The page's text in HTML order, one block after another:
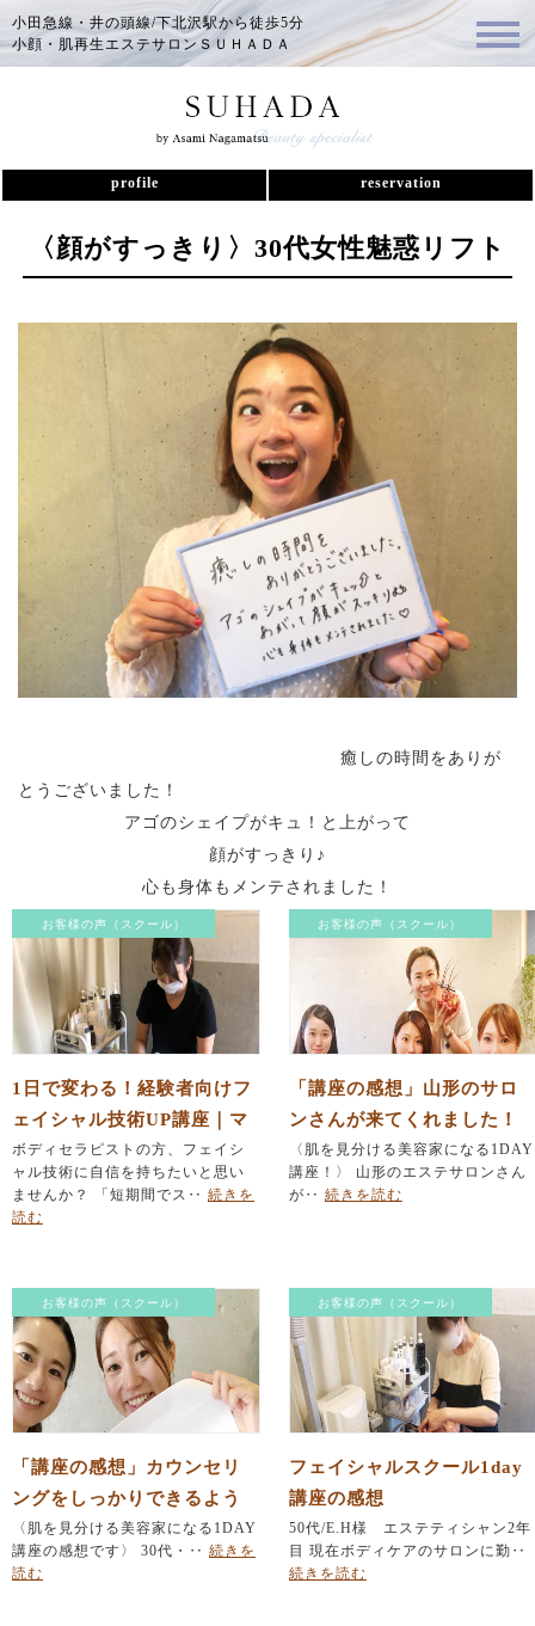
小田急線・井の頭線/下北沢駅から徒歩5分
小顔・肌再生エステサロンＳＵＨＡＤＡ
profile reservation
〈顔がすっきり〉30代女性魅惑リフト
癒しの時間をありが
とうございました！
アゴのシェイプがキュ！と上がって
顔がすっきり♪
心も身体もメンテされました！
お客様の声（スクール）
1日で変わる！経験者向けフ
ェイシャル技術UP講座｜マ
ンツーマン指導で課題解決
（下北沢SUHADA）
ボディセラピストの方、フェイシ
ャル技術に自信を持ちたいと思い
ませんか？ 「短期間でス‥ 続きを
読む
お客様の声（スクール）
「講座の感想」山形のサロ
ンさんが来てくれました！
〈肌を見分ける美容家になる1DAY
講座！〉 山形のエステサロンさん
が‥ 続きを読む
お客様の声（スクール）
「講座の感想」カウンセリ
ングをしっかりできるよう
に！
〈肌を見分ける美容家になる1DAY
講座の感想です〉 30代・‥ 続きを
読む
お客様の声（スクール）
フェイシャルスクール1day
講座の感想
50代/E.H様 エステティシャン2年
目 現在ボディケアのサロンに勤‥
続きを読む